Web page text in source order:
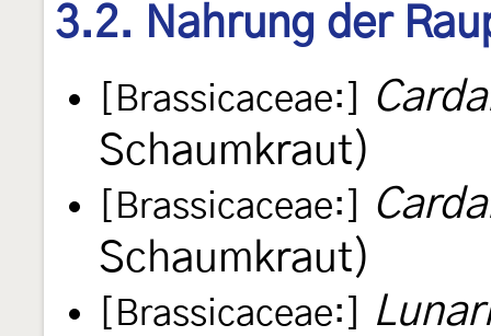
3.2. Nahrung der
[Brassicaceae:]
Schaumkraut)
[Brassicaceae:]
Schaumkraut)
[Brassicaceae:]